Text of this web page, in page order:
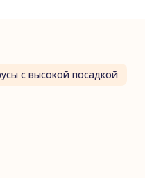
с высокой посадкой